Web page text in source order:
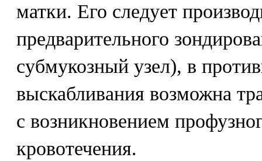
матки. Его следует
предварительного
субмукозный узел), в
выскабливания возможна
с возникновением
кровотечения.